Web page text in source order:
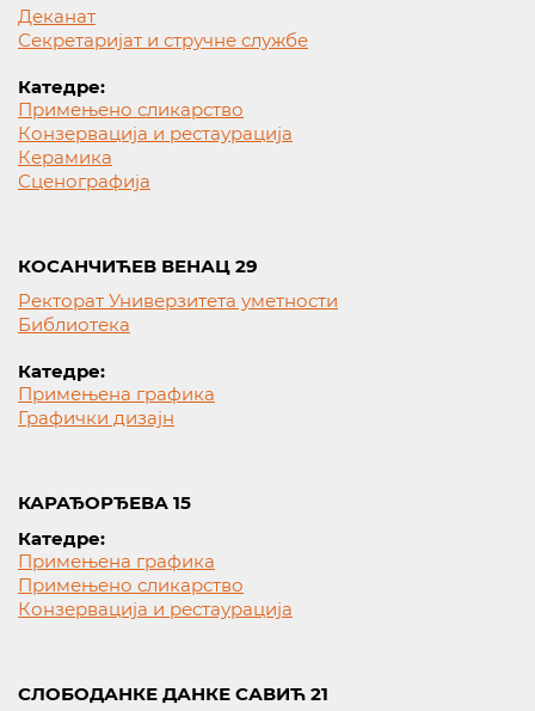
Деканат
Секретаријат и стручне службе
Катедре:
Примењено сликарство
Конзервација и рестаурација
Керамика
Сценографија
КОСАНЧИЋЕВ ВЕНАЦ 29
Ректорат Универзитета уметности
Библиотека
Катедре:
Примењена графика
Графички дизајн
КАРАЂОРЂЕВА 15
Катедре:
Примењена графика
Примењено сликарство
Конзервација и рестаурација
СЛОБОДАНКЕ ДАНКЕ САВИЋ 21